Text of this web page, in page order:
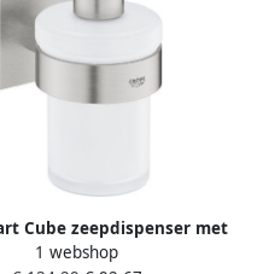
Cube zeepdispenser met
supersteel 41098DC0
1 webshop